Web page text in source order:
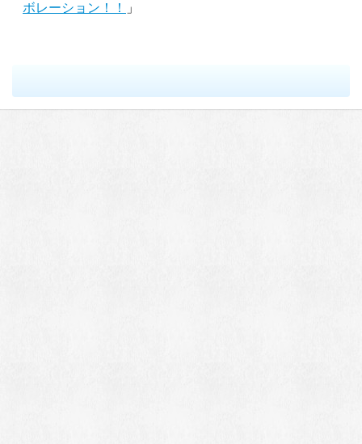
ボレーション！！ 」